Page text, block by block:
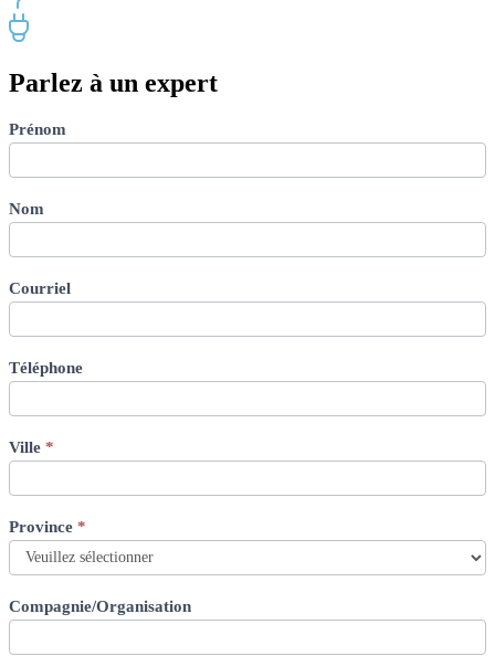
Parlez à un expert
Product
Inquiries
-
CA-
Prénom
Nom
Courriel
Téléphone
Ville *
Province *
Compagnie/Organisation